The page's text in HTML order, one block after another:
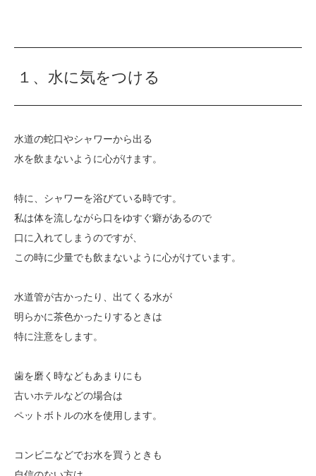
１、水に気をつける
水道の蛇口やシャワーから出る
水を飲まないように心がけます。
特に、シャワーを浴びている時です。
私は体を流しながら口をゆすぐ癖があるので
口に入れてしまうのですが、
この時に少量でも飲まないように心がけています。
水道管が古かったり、出てくる水が
明らかに茶色かったりするときは
特に注意をします。
歯を磨く時などもあまりにも
古いホテルなどの場合は
ペットボトルの水を使用します。
コンビニなどでお水を買うときも